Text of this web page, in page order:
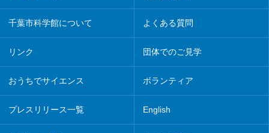
千葉市科学館について よくある質問
リンク 団体でのご見学
おうちでサイエンス ボランティア
プレスリリース一覧 English